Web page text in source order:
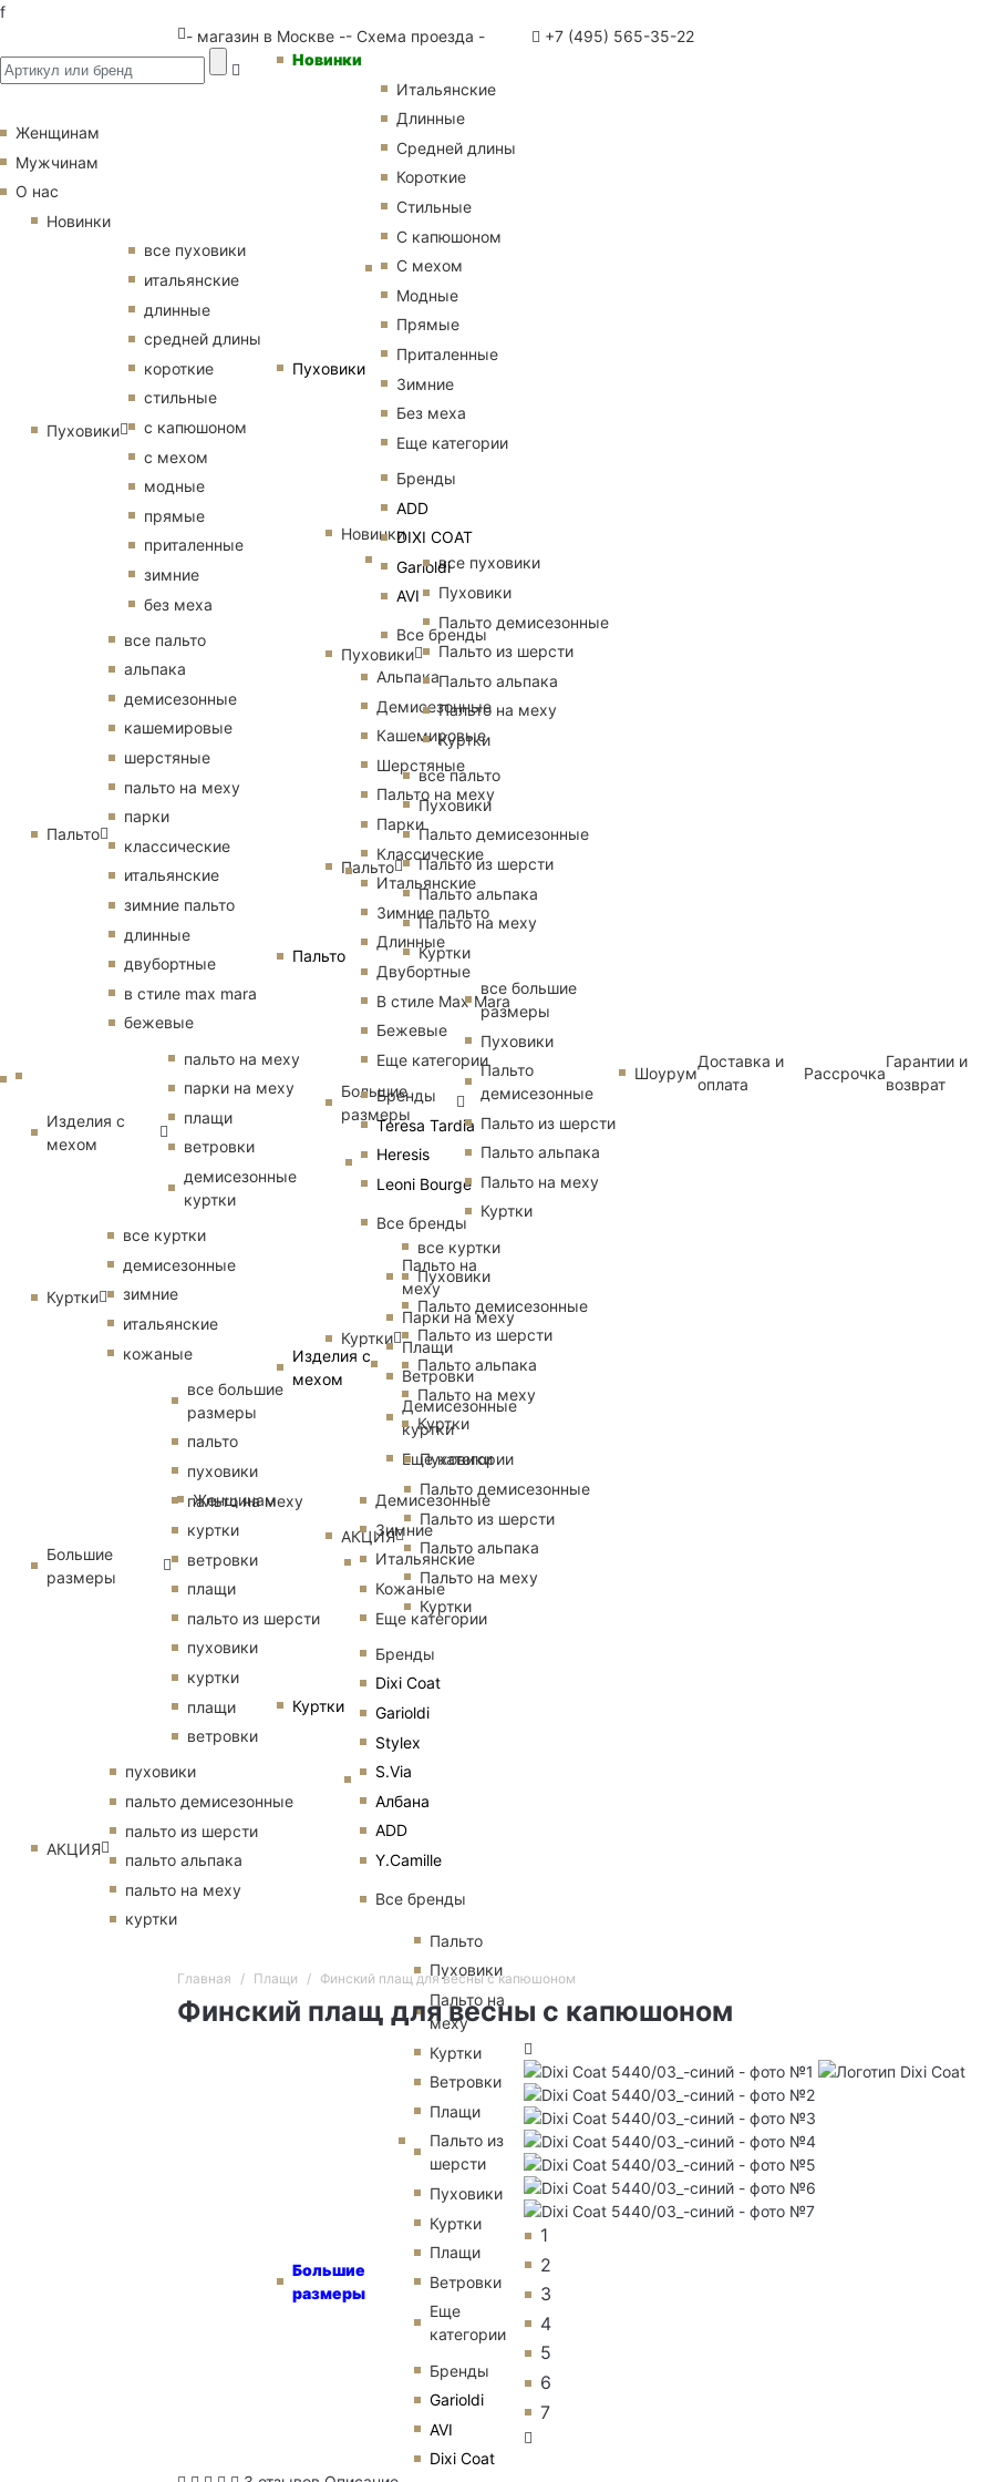
f
- магазин в Москве -- Схема проезда - +7 (495) 565-35-22
Женщинам
Новинки
Пуховики
Итальянские
Длинные
Средней длины
Короткие
Стильные
С капюшоном
С мехом
Модные
Прямые
Приталенные
Зимние
Без меха
Еще категории
Бренды
ADD
DIXI COAT
Garioldi
AVI
Все бренды
Пальто
Альпака
Демисезонные
Кашемировые
Шерстяные
Пальто на меху
Парки
Классические
Итальянские
Зимние пальто
Длинные
Двубортные
В стиле Max Mara
Бежевые
Еще категории
Бренды
Teresa Tardia
Heresis
Leoni Bourge
Все бренды
Изделия с
мехом
Пальто на
меху
Парки на меху
Плащи
Ветровки
Демисезонные
куртки
Еще категории
Куртки
Демисезонные
Зимние
Итальянские
Кожаные
Еще категории
Бренды
Dixi Coat
Garioldi
Stylex
S.Via
Албана
ADD
Y.Camille
Все бренды
Большие
размеры
Пальто
Пуховики
Пальто на
меху
Куртки
Ветровки
Плащи
Пальто из
шерсти
Пуховики
Куртки
Плащи
Ветровки
Еще
категории
Бренды
Garioldi
AVI
Dixi Coat
Женщинам
Мужчинам
О нас
Новинки
Пуховики
все пуховики
итальянские
длинные
средней длины
короткие
стильные
с капюшоном
с мехом
модные
прямые
приталенные
зимние
без меха
Пальто
все пальто
альпака
демисезонные
кашемировые
шерстяные
пальто на меху
парки
классические
итальянские
зимние пальто
длинные
двубортные
в стиле max mara
бежевые
Изделия с
мехом
пальто на меху
парки на меху
плащи
ветровки
демисезонные
куртки
Куртки
все куртки
демисезонные
зимние
итальянские
кожаные
Большие
размеры
все большие
размеры
пальто
пуховики
пальто на меху
куртки
ветровки
плащи
пальто из шерсти
пуховики
куртки
плащи
ветровки
АКЦИЯ
пуховики
пальто демисезонные
пальто из шерсти
пальто альпака
пальто на меху
куртки
Новинки
Пуховики
все пуховики
Пуховики
Пальто демисезонные
Пальто из шерсти
Пальто альпака
Пальто на меху
Куртки
Пальто
все пальто
Пуховики
Пальто демисезонные
Пальто из шерсти
Пальто альпака
Пальто на меху
Куртки
Большие
размеры
все большие
размеры
Пуховики
Пальто
демисезонные
Пальто из шерсти
Пальто альпака
Пальто на меху
Куртки
Куртки
все куртки
Пуховики
Пальто демисезонные
Пальто из шерсти
Пальто альпака
Пальто на меху
Куртки
АКЦИЯ
Пуховики
Пальто демисезонные
Пальто из шерсти
Пальто альпака
Пальто на меху
Куртки
Шоурум
Доставка и
оплата
Рассрочка
Гарантии и
возврат
Главная Плащи Финский плащ для весны с капюшоном
Финский плащ для весны с капюшоном
1
2
3
4
5
6
7